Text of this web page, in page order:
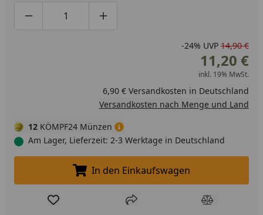
Produktmenge um eins verringern
Produktmenge manuell eingeben
Produktmenge um eins erhöhen
-24% UVP 14,90 €
11,20 €
inkl. 19% MwSt.
6,90 € Versandkosten in Deutschland
Versandkosten nach Menge und Land
12 KÖMPF24 Münzen
Am Lager, Lieferzeit: 2-3 Werktage in Deutschland
In den Einkaufswagen legen
In den Einkaufswagen
Produkt zur Wunschliste hinzufügen
Teilen Produkt